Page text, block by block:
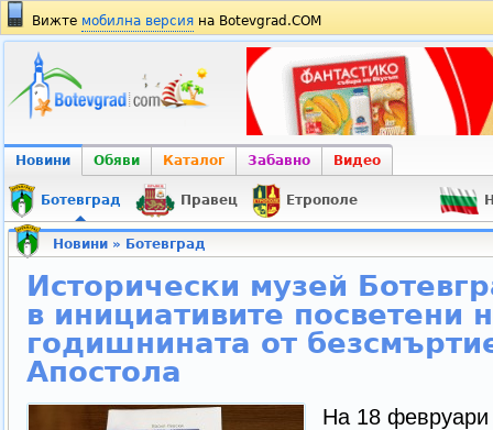
Вижте мобилна версия на Botevgrad.COM
Новини Обяви Каталог Забавно Видео
Ботевград Правец Етрополе
Новини» Ботевград
Исторически музей
в инициативите посветени
годишнината от
Апостола
На 18 февруари